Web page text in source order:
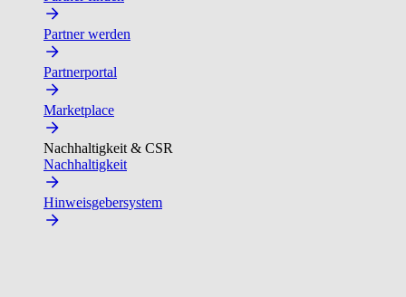
Partner werden
Partnerportal
Marketplace
Nachhaltigkeit & CSR
Nachhaltigkeit
Hinweisgebersystem